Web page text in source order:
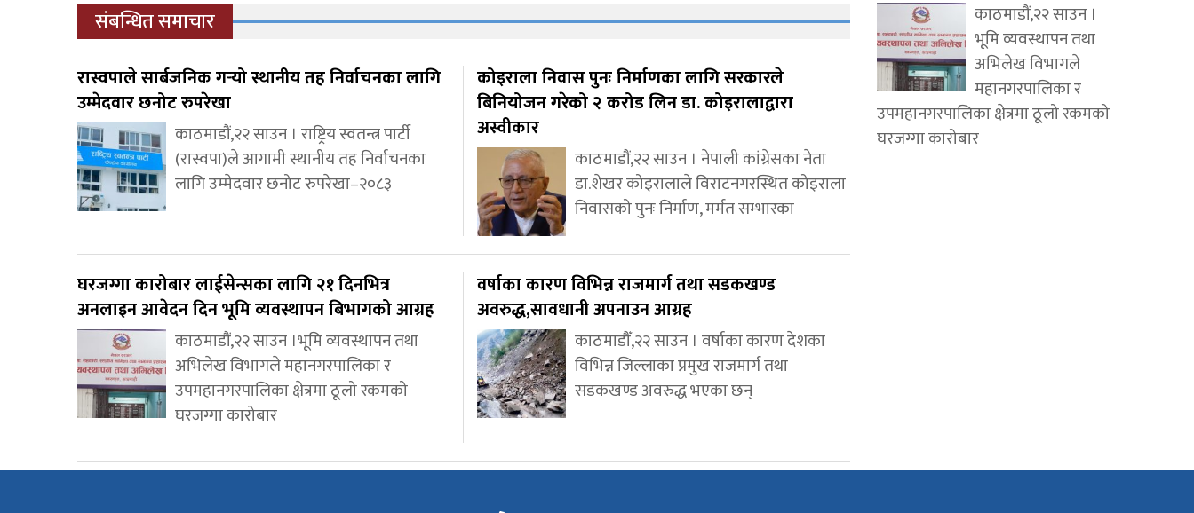
संबन्धित समाचार
रास्वपाले सार्बजनिक गर्‍यो स्थानीय तह निर्वाचनका लागि
उम्मेदवार छनोट रुपरेखा
काठमाडौं,२२ साउन । राष्ट्रिय स्वतन्त्र पार्टी
(रास्वपा)ले आगामी स्थानीय तह निर्वाचनका
लागि उम्मेदवार छनोट रुपरेखा–२०८३
कोइराला निवास पुनः निर्माणका लागि सरकारले
बिनियोजन गरेको २ करोड लिन डा. कोइरालाद्वारा
अस्वीकार
काठमाडौं,२२ साउन । नेपाली कांग्रेसका नेता
डा.शेखर कोइरालाले विराटनगरस्थित कोइराला
निवासको पुनः निर्माण, मर्मत सम्भारका
घरजग्गा कारोबार लाईसेन्सका लागि २१ दिनभित्र
अनलाइन आवेदन दिन भूमि व्यवस्थापन बिभागको आग्रह
काठमाडौं,२२ साउन ।भूमि व्यवस्थापन तथा
अभिलेख विभागले महानगरपालिका र
उपमहानगरपालिका क्षेत्रमा ठूलो रकमको
घरजग्गा कारोबार
वर्षाका कारण विभिन्न राजमार्ग तथा सडकखण्ड
अवरुद्ध,सावधानी अपनाउन आग्रह
काठमाडौँ,२२ साउन । वर्षाका कारण देशका
विभिन्न जिल्लाका प्रमुख राजमार्ग तथा
सडकखण्ड अवरुद्ध भएका छन्
काठमाडौं,२२ साउन ।
भूमि व्यवस्थापन तथा
अभिलेख विभागले
महानगरपालिका र
उपमहानगरपालिका क्षेत्रमा ठूलो रकमको
घरजग्गा कारोबार